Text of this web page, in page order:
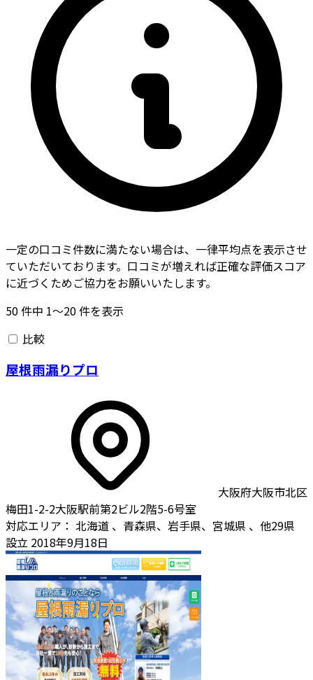
一定の口コミ件数に満たない場合は、一律平均点を表示させ
ていただいております。口コミが増えれば正確な評価スコア
に近づくためご協力をお願いいたします。
50件中 1〜20件を表示
比較
屋根雨漏りプロ
大阪府大阪市北区
梅田1-2-2大阪駅前第2ビル2階5-6号室
対応エリア： 北海道 、青森県、岩手県、宮城県 、他29県
設立 2018年9月18日